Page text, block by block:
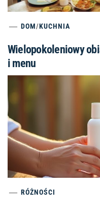
DOM/KUCHNIA
Wielopokoleniowy
i menu
RÓŻNOŚCI